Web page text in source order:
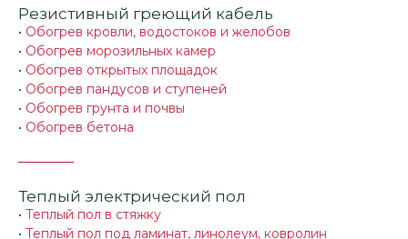
Резистивный греющий кабель
• Обогрев кровли, водостоков и желобов
• Обогрев морозильных камер
• Обогрев открытых площадок
• Обогрев пандусов и ступеней
• Обогрев грунта и почвы
• Обогрев бетона
Теплый электрический пол
• Теплый пол в стяжку
• Теплый пол под ламинат, линолеум, ковролин